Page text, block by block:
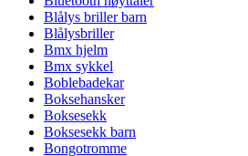
Blålys briller barn
Blålysbriller
Bmx hjelm
Bmx sykkel
Boblebadekar
Boksehansker
Boksesekk
Boksesekk barn
Bongotromme